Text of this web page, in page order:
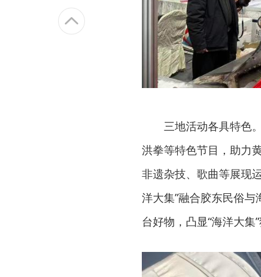
三地活动各具特色
洪拳等特色节目，助力
非遗杂技、歌曲等展现
洋大集”融合胶东民俗
台好物，凸显“海洋大集”